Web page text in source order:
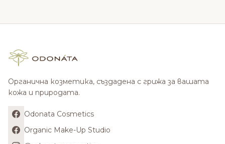
Органична козметика, създадена с грижа за вашата
кожа и природата.
Odonata Cosmetics
Organic Make-Up Studio